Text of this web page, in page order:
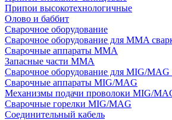
Припои высокотехнологичные
Олово и баббит
Сварочное оборудование
Сварочное оборудование для MMA
Сварочные аппараты MMA
Запасные части MMA
Сварочное оборудование для MIG/MAG
Сварочные аппараты MIG/MAG
Механизмы подачи проволоки MIG/
Сварочные горелки MIG/MAG
Соединительный кабель